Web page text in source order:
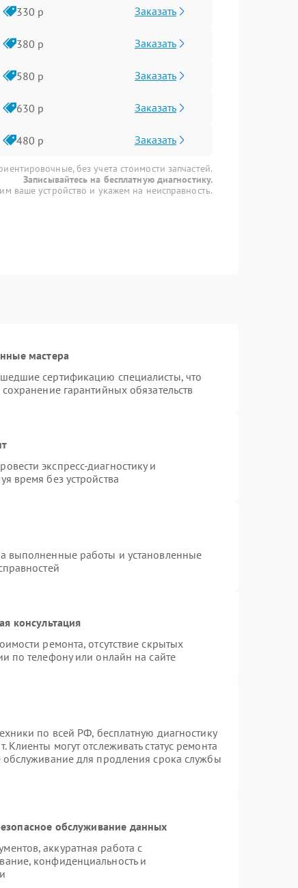
330 р Заказать
380 р Заказать
580 р Заказать
630 р Заказать
480 р Заказать
без учета стоимости запчастей.
Записывайтесь на бесплатную диагностику.
ваше устройство и укажем на неисправность.
мастера
сертификацию специалисты, что
гарантийных обязательств
экспресс-диагностику и
время без устройства
выполненные работы и установленные
консультация
ремонта, отсутствие скрытых
по телефону или онлайн на сайте
по всей РФ, бесплатную диагностику
могут отслеживать статус ремонта
обслуживание для продления срока службы
обслуживание данных
аккуратная работа с
конфиденциальность и